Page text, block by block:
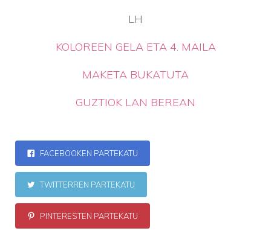
LH
KOLOREEN GELA ETA 4. MAILA
MAKETA BUKATUTA
GUZTIOK LAN BEREAN
FACEBOOKEN PARTEKATU
TWITTERREN PARTEKATU
PINTERESTEN PARTEKATU